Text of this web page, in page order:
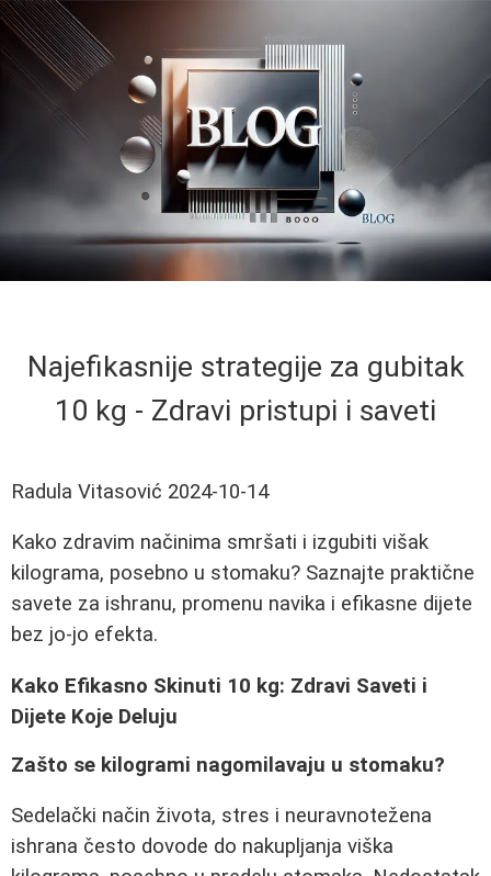
Najefikasnije strategije za gubitak
10 kg - Zdravi pristupi i saveti
Radula Vitasović 2024-10-14
Kako zdravim načinima smršati i izgubiti višak
kilograma, posebno u stomaku? Saznajte praktične
savete za ishranu, promenu navika i efikasne dijete
bez jo-jo efekta.
Kako Efikasno Skinuti 10 kg: Zdravi Saveti i
Dijete Koje Deluju
Zašto se kilogrami nagomilavaju u stomaku?
Sedelački način života, stres i neuravnotežena
ishrana često dovode do nakupljanja viška